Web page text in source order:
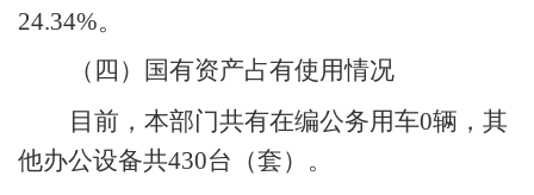
24.34%。
（ 四 ）国有资产占有使用情况
目前，本部门共有在编公务用车0辆，其
他办公设备共430台（套） 。